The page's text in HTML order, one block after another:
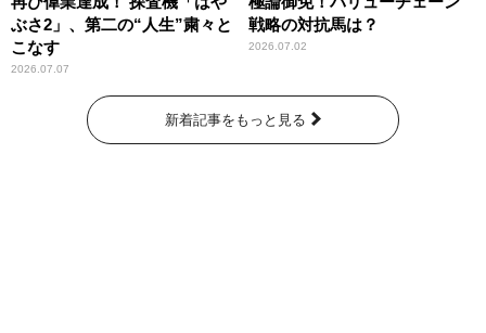
ぶさ2」、第二の“人生”粛々と
こなす
2026.07.07
戦略の対抗馬は？
2026.07.02
新着記事をもっと見る